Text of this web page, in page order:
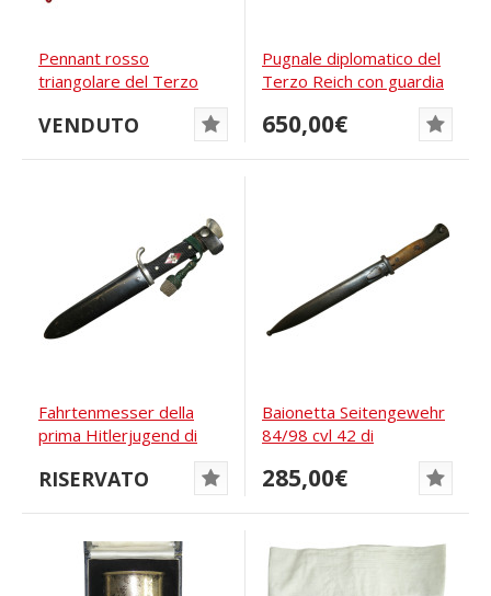
Pennant rosso
triangolare del Terzo
VENDUTO
Pugnale diplomatico del
Terzo Reich con guardia
650,00€
Fahrtenmesser della
prima Hitlerjugend di
RISERVATO
Baionetta Seitengewehr
84/98 cvl 42 di
285,00€